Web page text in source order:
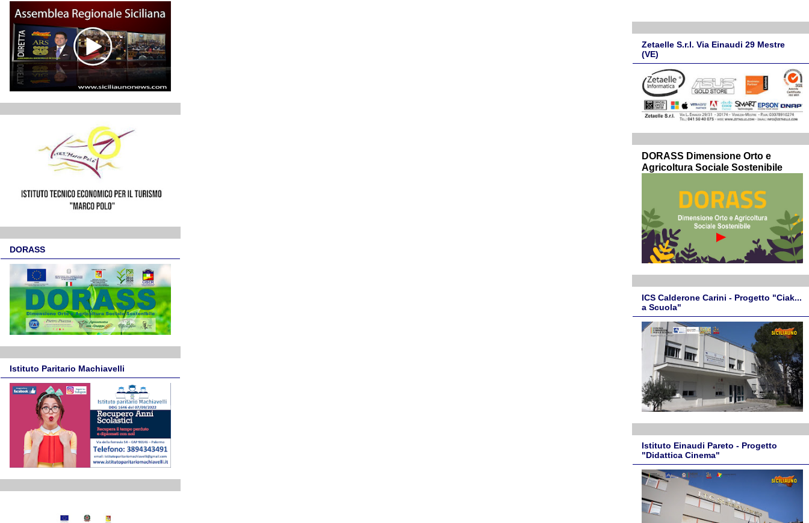
DORASS
Istituto Paritario Machiavelli
Zetaelle S.r.l. Via Einaudi 29 Mestre
(VE)
DORASS Dimensione Orto e
Agricoltura Sociale Sostenibile
ICS Calderone Carini - Progetto "Ciak...
a Scuola"
Istituto Einaudi Pareto - Progetto
"Didattica Cinema"